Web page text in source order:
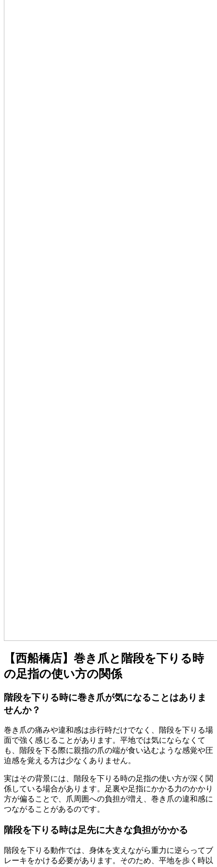
【西船橋店】巻き爪と階段を下りる時
の足指の使い方の関係
階段を下りる時に巻き爪が気になることはありま
せんか？
巻き爪の痛みや違和感は歩行時だけでなく、階段を下りる場
面で強く感じることがあります。平地では気にならなくて
も、階段を下る際に親指の爪の端が食い込むような感覚や圧
迫感を覚える方は少なくありません。
実はその背景には、階段を下りる時の足指の使い方が深く関
係している場合があります。足裏や足指にかかる力のかかり
方が偏ることで、爪周囲への負担が増え、巻き爪の違和感に
つながることがあるのです。
階段を下りる時は足先に大きな負担がかかる
階段を下りる動作では、身体を支えながら重力に逆らってブ
レーキをかける必要があります。そのため、平地を歩く時以